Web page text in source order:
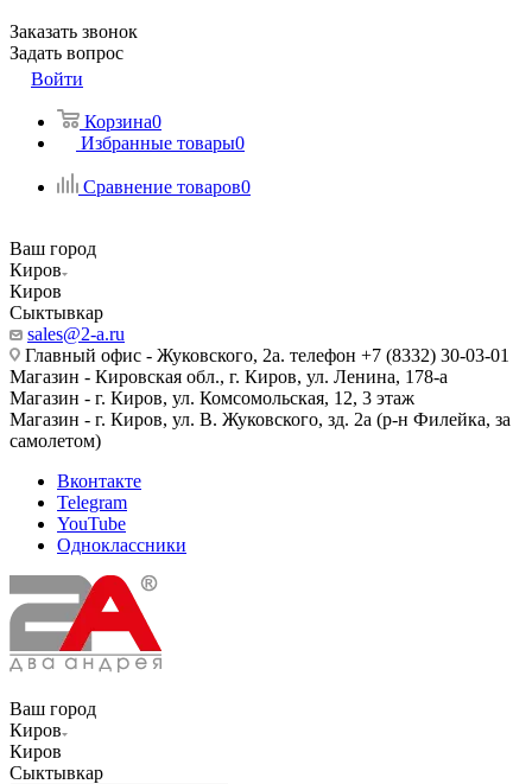
Заказать звонок
Задать вопрос
Войти
Корзина0
Избранные товары0
Сравнение товаров0
Ваш город
Киров
Киров
Сыктывкар
sales@2-a.ru
Главный офис - Жуковского, 2а. телефон +7 (8332) 30-03-01
Магазин - Кировская обл., г. Киров, ул. Ленина, 178-а
Магазин - г. Киров, ул. Комсомольская, 12, 3 этаж
Магазин - г. Киров, ул. В. Жуковского, зд. 2а (р-н Филейка, за
самолетом)
Вконтакте
Telegram
YouTube
Одноклассники
Ваш город
Киров
Киров
Сыктывкар